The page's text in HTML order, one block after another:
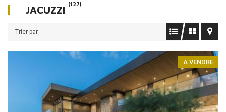
JACUZZI
(127)
Trier par
A VENDRE